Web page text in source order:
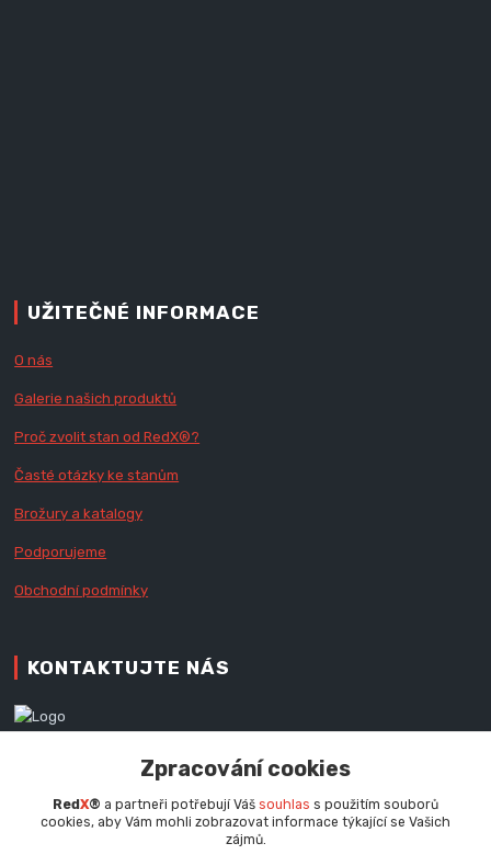
UŽITEČNÉ INFORMACE
O nás
Galerie našich produktů
Proč zvolit stan od RedX®?
Časté otázky ke stanům
Brožury a katalogy
Podporujeme
Obchodní podmínky
KONTAKTUJTE NÁS
+420 777 979 111
info@redx.cz
Zpracování cookies
Red X® a partneři potřebují Váš souhlas s použitím souborů
cookies, aby Vám mohli zobrazovat informace týkající se Vašich
zájmů.